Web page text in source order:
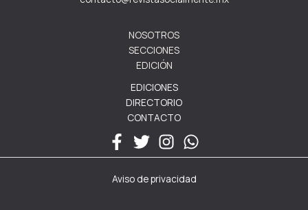
NOSOTROS
SECCIONES
EDICIÓN
EDICIONES
DIRECTORIO
CONTACTO
Aviso de privacidad